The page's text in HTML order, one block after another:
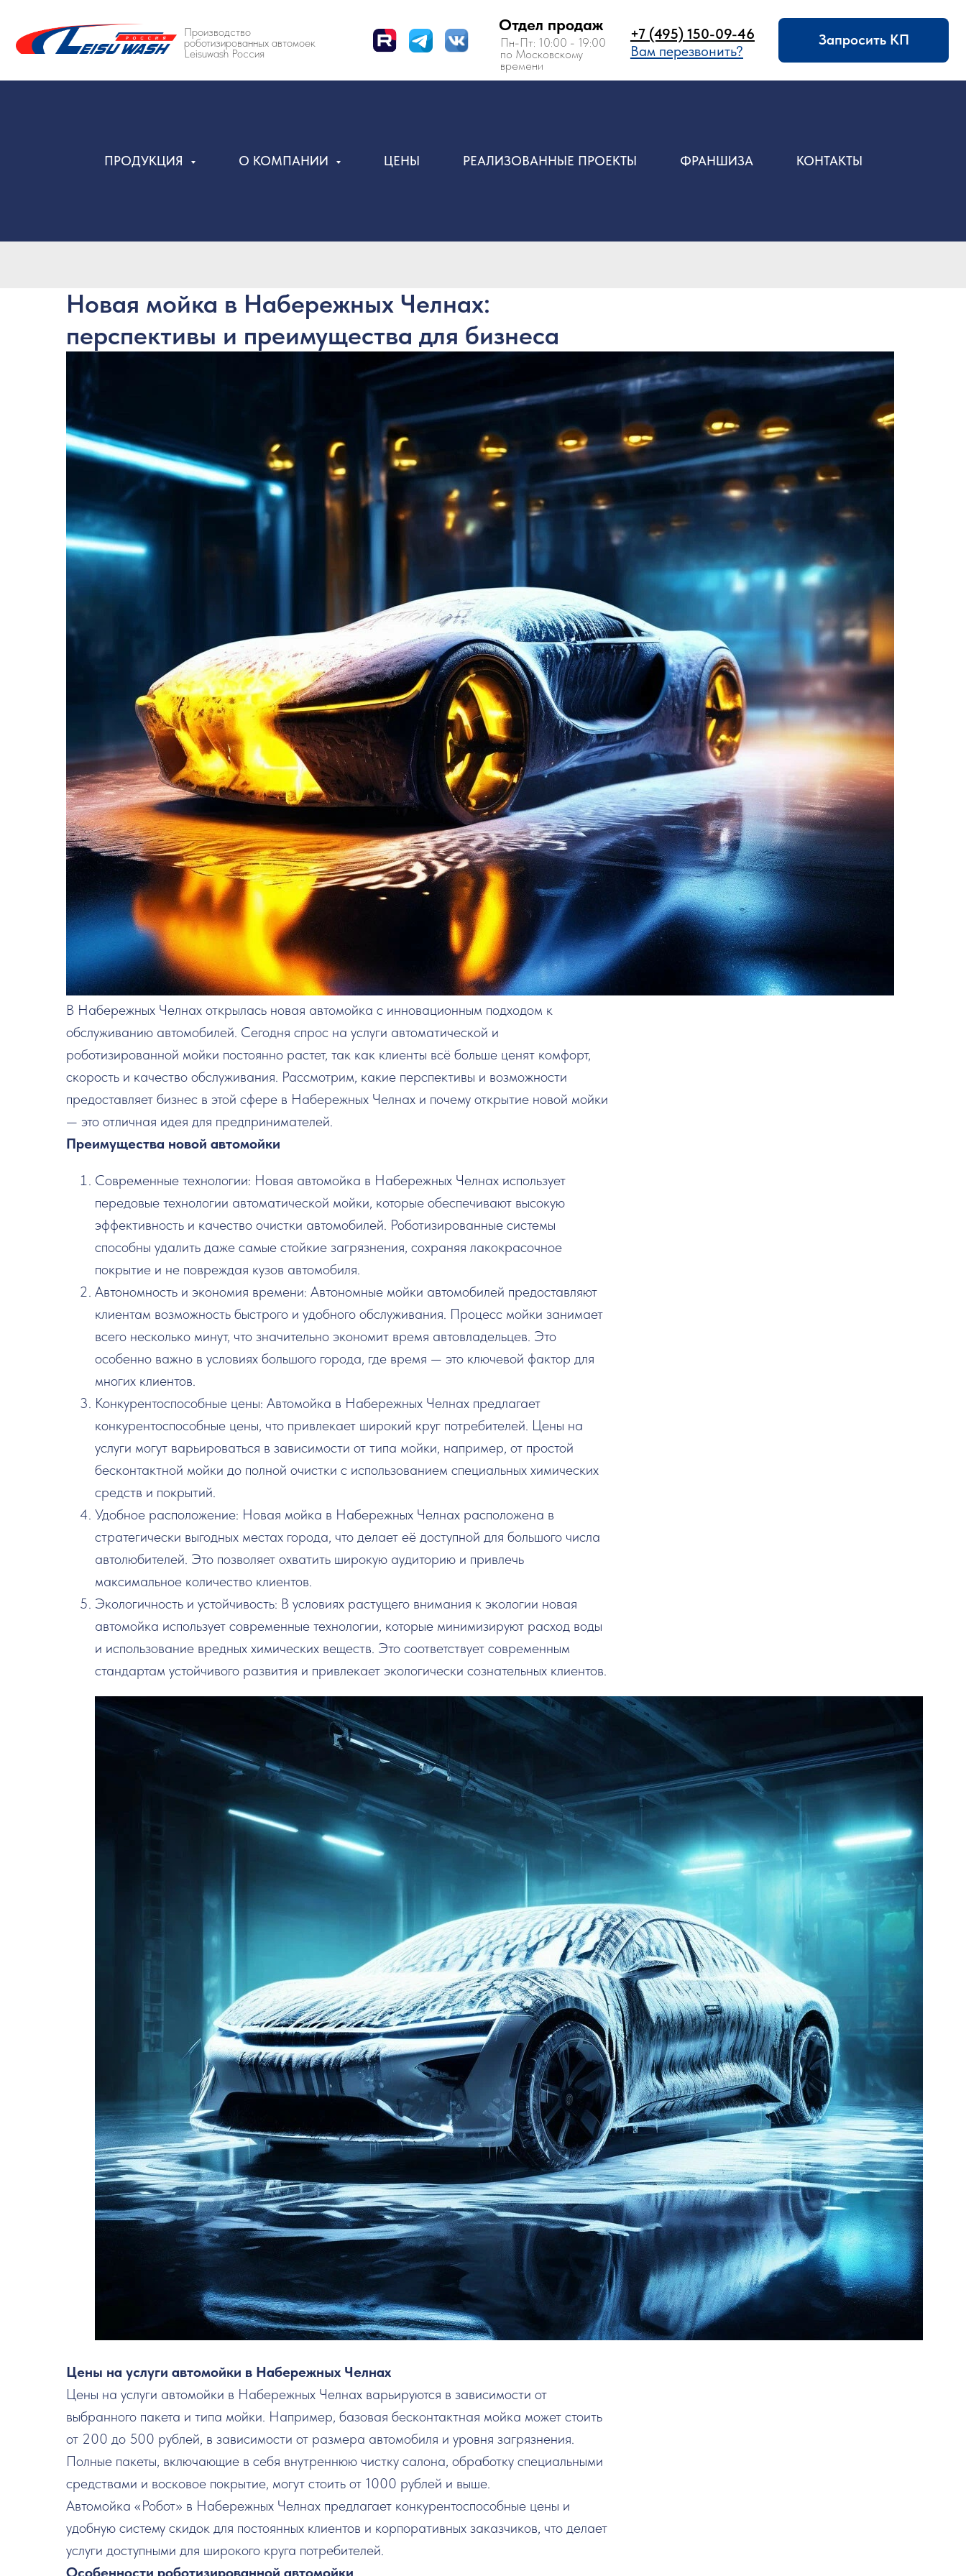
Производство
роботизированных автомоек
Leisuwash Россия
+7 (495) 150-09-46
Отдел продаж
Пн-Пт: 10:00 - 19:00
по Московскому
Вам перезвонить?
Запросить КП
ПРОДУКЦИЯ О КОМПАНИИ ЦЕНЫ РЕАЛИЗОВАННЫЕ ПРОЕКТЫ ФРАНШИЗА КОНТАКТЫ
Новая мойка в Набережных Челнах:
перспективы и преимущества для бизнеса
В Набережных Челнах открылась новая автомойка с инновационным подходом к
обслуживанию автомобилей. Сегодня спрос на услуги автоматической и
роботизированной мойки постоянно растет, так как клиенты всё больше ценят комфорт,
скорость и качество обслуживания. Рассмотрим, какие перспективы и возможности
предоставляет бизнес в этой сфере в Набережных Челнах и почему открытие новой мойки
— это отличная идея для предпринимателей.
Преимущества новой автомойки
Современные технологии: Новая автомойка в Набережных Челнах использует
передовые технологии автоматической мойки, которые обеспечивают высокую
эффективность и качество очистки автомобилей. Роботизированные системы
способны удалить даже самые стойкие загрязнения, сохраняя лакокрасочное
покрытие и не повреждая кузов автомобиля.
Автономность и экономия времени: Автономные мойки автомобилей предоставляют
клиентам возможность быстрого и удобного обслуживания. Процесс мойки занимает
всего несколько минут, что значительно экономит время автовладельцев. Это
особенно важно в условиях большого города, где время — это ключевой фактор для
многих клиентов.
Конкурентоспособные цены: Автомойка в Набережных Челнах предлагает
конкурентоспособные цены, что привлекает широкий круг потребителей. Цены на
услуги могут варьироваться в зависимости от типа мойки, например, от простой
бесконтактной мойки до полной очистки с использованием специальных химических
средств и покрытий.
Удобное расположение: Новая мойка в Набережных Челнах расположена в
стратегически выгодных местах города, что делает её доступной для большого числа
автолюбителей. Это позволяет охватить широкую аудиторию и привлечь
максимальное количество клиентов.
Экологичность и устойчивость: В условиях растущего внимания к экологии новая
автомойка использует современные технологии, которые минимизируют расход воды
и использование вредных химических веществ. Это соответствует современным
стандартам устойчивого развития и привлекает экологически сознательных клиентов.
Цены на услуги автомойки в Набережных Челнах
Цены на услуги автомойки в Набережных Челнах варьируются в зависимости от
выбранного пакета и типа мойки. Например, базовая бесконтактная мойка может стоить
от 200 до 500 рублей, в зависимости от размера автомобиля и уровня загрязнения.
Полные пакеты, включающие в себя внутреннюю чистку салона, обработку специальными
средствами и восковое покрытие, могут стоить от 1000 рублей и выше.
Автомойка «Робот» в Набережных Челнах предлагает конкурентоспособные цены и
удобную систему скидок для постоянных клиентов и корпоративных заказчиков, что делает
услуги доступными для широкого круга потребителей.
Особенности роботизированной автомойки